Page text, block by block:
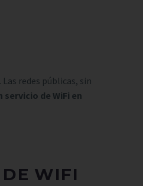
redes públicas, sin
servicio de WiFi en
WIFI